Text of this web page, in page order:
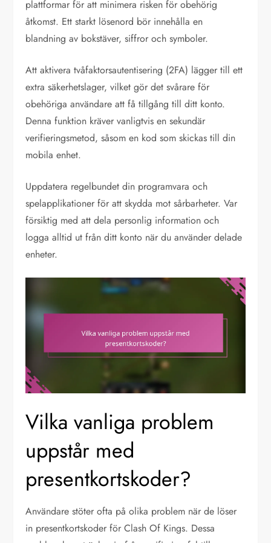
plattformar för att minimera risken för obehörig
åtkomst. Ett starkt lösenord bör innehålla en
blandning av bokstäver, siffror och symboler.
Att aktivera tvåfaktorsautentisering (2FA) lägger till ett
extra säkerhetslager, vilket gör det svårare för
obehöriga användare att få tillgång till ditt konto.
Denna funktion kräver vanligtvis en sekundär
verifieringsmetod, såsom en kod som skickas till din
mobila enhet.
Uppdatera regelbundet din programvara och
spelapplikationer för att skydda mot sårbarheter. Var
försiktig med att dela personlig information och
logga alltid ut från ditt konto när du använder delade
enheter.
Vilka vanliga problem
uppstår med
presentkortskoder?
Användare stöter ofta på olika problem när de löser
in presentkortskoder för Clash Of Kings. Dessa